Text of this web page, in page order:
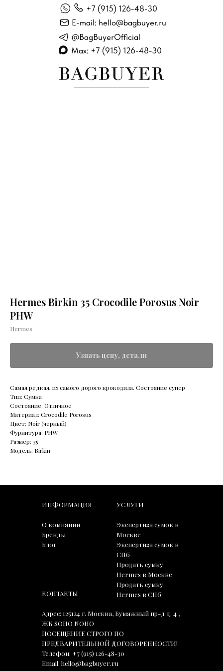
E-mail: hello@bagbuyer.ru
+7 (915) 126-48-30
@BagBuyerOfficial
Max: +7 (915) 126-48-30
Hermes Birkin 35 Crocodile Porosus Noir
PHW
Hermes
Узнать цену, детали
Самая редкая, из самого дорого крокодила. Состояние супер
Тип: Сумка
Состояние: Отличное
Материал: Crocodile Porosus
Цвет: Noir (черный)
Фурнитура: PHW
Размер: 35
Модель: Birkin
ИНФОРМАЦИЯ
О компании
Бренды
Блог
УСЛУГИ
Экспертиза сумок в
Москве
Экспертиза сумок в
СПб
Продать сумку
Hermes в Москве
Продать сумку
Hermes в СПб
КОНТАКТЫ
Адрес: 125124 г. Москва, Бумажный пр-д д. 4 ,
ЖК SOHO NOHO
ПОСЕЩЕНИЕ СТРОГО ПО
ПРЕДВАРИТЕЛЬНОЙ ДОГОВОРЕННОСТИ!
Телефон: +7 (915) 126-48-30
Email: hello@bagbuyer.ru